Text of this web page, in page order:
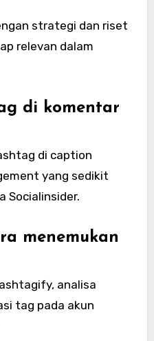
strategi dan riset
relevan dalam
di komentar
di caption
yang sedikit
Socialinsider.
menemukan
analisa
tag pada akun